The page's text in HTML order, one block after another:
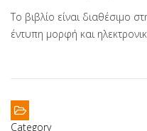
Το βιβλίο είναι διαθέσιμο
έντυπη μορφή και
Category